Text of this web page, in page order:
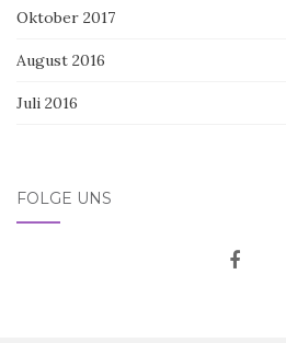
Oktober 2017
August 2016
Juli 2016
FOLGE UNS